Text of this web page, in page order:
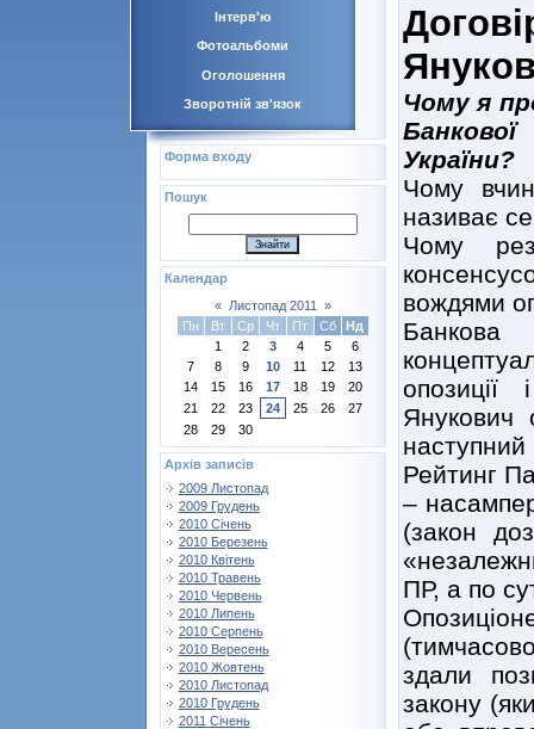
Інтерв'ю
Фотоальбоми
Оголошення
Зворотній зв'язок
Форма входу
Пошук
Календар
«
Листопад 2011
»
Пн
Вт Ср Чт Пт Сб
Нд
1
2 3 4 5
6
7
8 9 10 11 12
13
14
15 16 17 18 19
20
21
22 23 24 25 26
27
28
29 30
Архів записів
2009 Листопад
2009 Грудень
2010 Січень
2010 Березень
2010 Квітень
2010 Травень
2010 Червень
2010 Липень
2010 Серпень
2010 Вересень
2010 Жовтень
2010 Листопад
2010 Грудень
2011 Січень
Чому я
України?
Чому
називає
Чому
вождями
Банкова
опозиції
Янукович
Рейтинг
–
(закон
ПР, а по
здали
закону